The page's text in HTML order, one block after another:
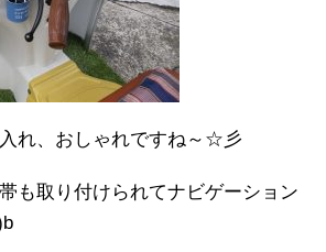
れ、おしゃれですね～☆彡
も取り付けられてナビゲーション